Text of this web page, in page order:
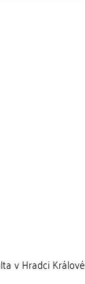
v Hradci Králové